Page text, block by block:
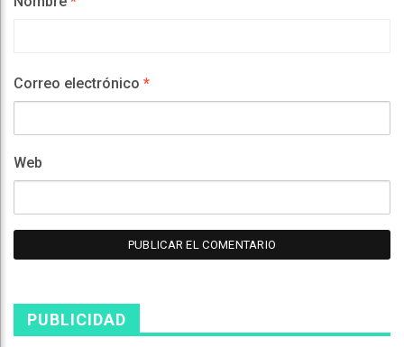
Correo electrónico *
Web
PUBLICIDAD